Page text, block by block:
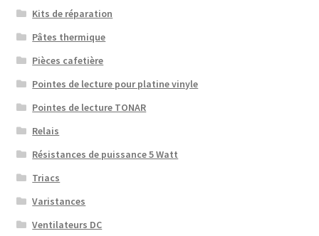
Kits de réparation
Pâtes thermique
Pièces cafetière
Pointes de lecture pour platine vinyle
Pointes de lecture TONAR
Relais
Résistances de puissance 5 Watt
Triacs
Varistances
Ventilateurs DC